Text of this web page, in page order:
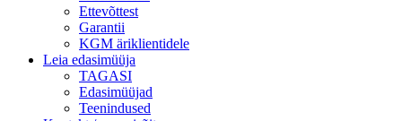
Ettevõttest
Garantii
KGM äriklientidele
Leia edasimüüja
TAGASI
Edasimüüjad
Teenindused